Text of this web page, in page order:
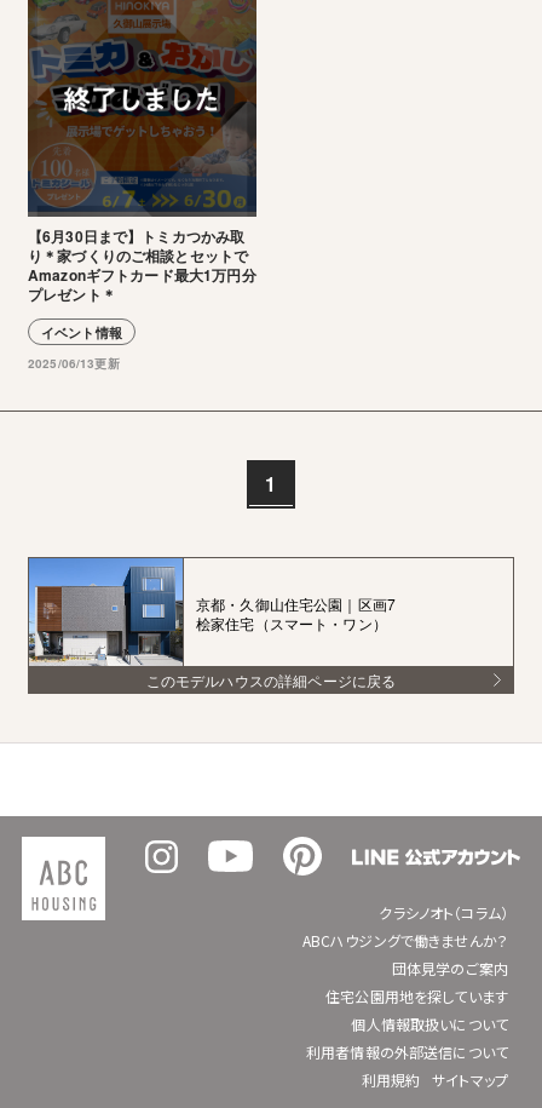
【6月30日まで】トミカつかみ取
り＊家づくりのご相談とセットで
Amazonギフトカード最大1万円分
プレゼント＊
イベント情報
2025/06/13更新
1
京都・久御山住宅公園｜区画7
桧家住宅（スマート・ワン）
このモデルハウスの詳細ページに戻る
クラシノオト（コラム）
ABCハウジングで働きませんか？
団体見学のご案内
住宅公園用地を探しています
個人情報取扱いについて
利用者情報の外部送信について
利用規約
サイトマップ